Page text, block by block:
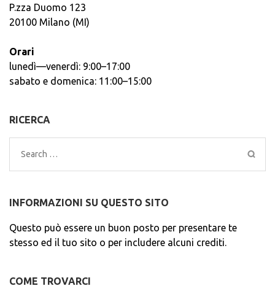
P.zza Duomo 123
20100 Milano (MI)
Orari
lunedì—venerdì: 9:00–17:00
sabato e domenica: 11:00–15:00
RICERCA
Search
for:
INFORMAZIONI SU QUESTO SITO
Questo può essere un buon posto per presentare te
stesso ed il tuo sito o per includere alcuni crediti.
COME TROVARCI